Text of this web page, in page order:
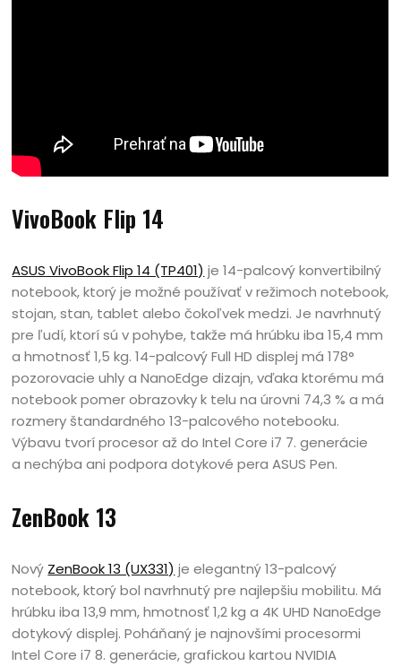
VivoBook Flip 14
ASUS VivoBook Flip 14 (TP401) je 14-palcový konvertibilný
notebook, ktorý je možné používať v režimoch notebook,
stojan, stan, tablet alebo čokoľvek medzi. Je navrhnutý
pre ľudí, ktorí sú v pohybe, takže má hrúbku iba 15,4 mm
a hmotnosť 1,5 kg. 14-palcový Full HD displej má 178°
pozorovacie uhly a NanoEdge dizajn, vďaka ktorému má
notebook pomer obrazovky k telu na úrovni 74,3 % a má
rozmery štandardného 13-palcového notebooku.
Výbavu tvorí procesor až do Intel Core i7 7. generácie
a nechýba ani podpora dotykové pera ASUS Pen.
ZenBook 13
Nový ZenBook 13 (UX331) je elegantný 13-palcový
notebook, ktorý bol navrhnutý pre najlepšiu mobilitu. Má
hrúbku iba 13,9 mm, hmotnosť 1,2 kg a 4K UHD NanoEdge
dotykový displej. Poháňaný je najnovšími procesormi
Intel Core i7 8. generácie, grafickou kartou NVIDIA